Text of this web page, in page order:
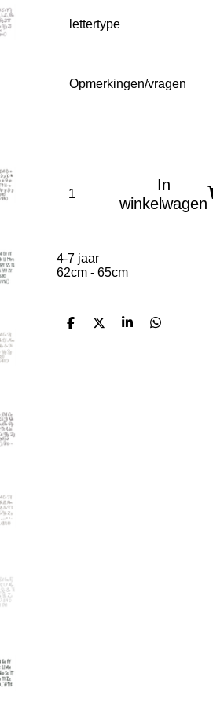
lettertype
Opmerkingen/vragen
In
winkelwagen
4-7 jaar
62cm - 65cm
D
D
S
D